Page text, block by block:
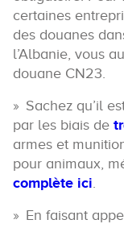
certaines
des douanes
l’Albanie, vous
douane CN23.
Sachez qu’il
par les biais de
armes et
pour animaux,
complète ici.
En faisant